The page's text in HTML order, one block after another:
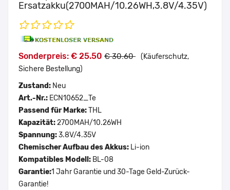
Ersatzakku(2700MAH/10.26WH,3.8V/4.35V)
Sonderpreis: € 25.50 € 30.60 (Käuferschutz,
Sichere Bestellung)
Zustand: Neu
Art.-Nr.: ECN10652_Te
Passend für Marke:THL
Kapazität:2700MAH/10.26WH
Spannung:3.8V/4.35V
Chemischer Aufbau des Akkus: Li-ion
Kompatibles Modell: BL-08
Garantie:1 Jahr Garantie und 30-Tage Geld-Zurück-
Garantie!